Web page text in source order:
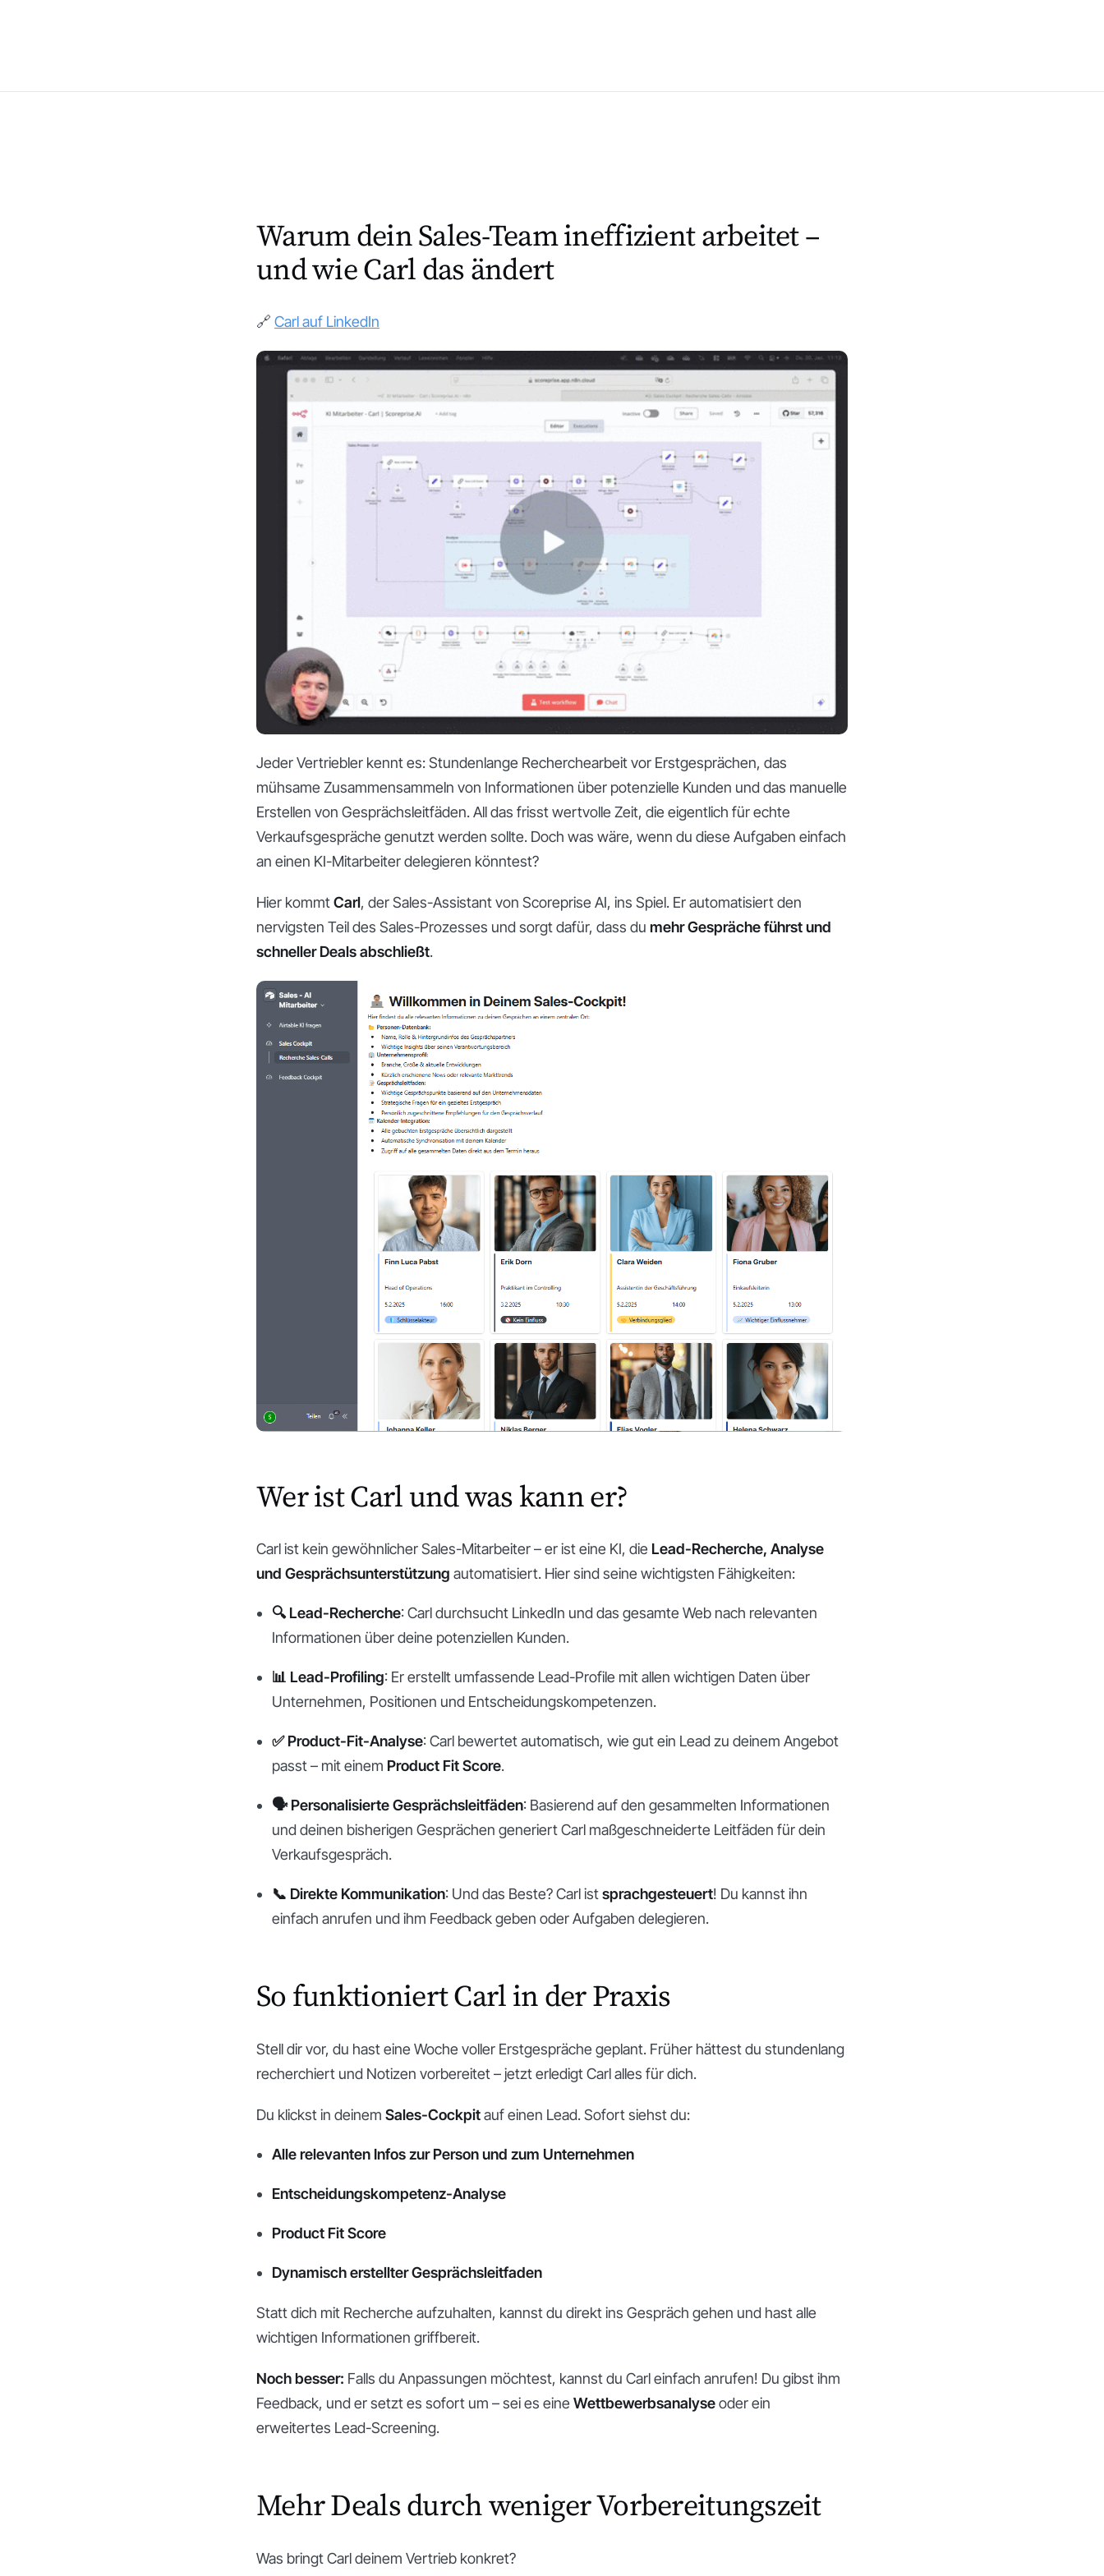
Warum dein Sales-Team ineffizient arbeitet –
und wie Carl das ändert
🔗 Carl auf LinkedIn
Jeder Vertriebler kennt es: Stundenlange Recherchearbeit vor Erstgesprächen, das
mühsame Zusammensammeln von Informationen über potenzielle Kunden und das manuelle
Erstellen von Gesprächsleitfäden. All das frisst wertvolle Zeit, die eigentlich für echte
Verkaufsgespräche genutzt werden sollte. Doch was wäre, wenn du diese Aufgaben einfach
an einen KI-Mitarbeiter delegieren könntest?
Hier kommtCarl, der Sales-Assistant von Scoreprise AI, ins Spiel. Er automatisiert den
nervigsten Teil des Sales-Prozesses und sorgt dafür, dass du mehr Gespräche führst und
schneller Deals abschließt.
Wer ist Carl und was kann er?
Carl ist kein gewöhnlicher Sales-Mitarbeiter – er ist eine KI, die Lead-Recherche, Analyse
und Gesprächsunterstützung automatisiert. Hier sind seine wichtigsten Fähigkeiten:
🔍 Lead-Recherche: Carl durchsucht LinkedIn und das gesamte Web nach relevanten
Informationen über deine potenziellen Kunden.
📊 Lead-Profiling: Er erstellt umfassende Lead-Profile mit allen wichtigen Daten über
Unternehmen, Positionen und Entscheidungskompetenzen.
✅ Product-Fit-Analyse: Carl bewertet automatisch, wie gut ein Lead zu deinem Angebot
passt – mit einem Product Fit Score.
🗣 Personalisierte Gesprächsleitfäden: Basierend auf den gesammelten Informationen
und deinen bisherigen Gesprächen generiert Carl maßgeschneiderte Leitfäden für dein
Verkaufsgespräch.
📞 Direkte Kommunikation: Und das Beste? Carl istsprachgesteuert! Du kannst ihn
einfach anrufen und ihm Feedback geben oder Aufgaben delegieren.
So funktioniert Carl in der Praxis
Stell dir vor, du hast eine Woche voller Erstgespräche geplant. Früher hättest du stundenlang
recherchiert und Notizen vorbereitet – jetzt erledigt Carl alles für dich.
Du klickst in deinem Sales-Cockpitauf einen Lead. Sofort siehst du:
Alle relevanten Infos zur Person und zum Unternehmen
Entscheidungskompetenz-Analyse
Product Fit Score
Dynamisch erstellter Gesprächsleitfaden
Statt dich mit Recherche aufzuhalten, kannst du direkt ins Gespräch gehen und hast alle
wichtigen Informationen griffbereit.
Noch besser: Falls du Anpassungen möchtest, kannst du Carl einfach anrufen! Du gibst ihm
Feedback, und er setzt es sofort um – sei es eine Wettbewerbsanalyseoder ein
erweitertes Lead-Screening.
Mehr Deals durch weniger Vorbereitungszeit
Was bringt Carl deinem Vertrieb konkret?